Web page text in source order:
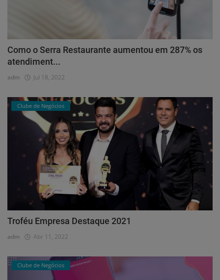
Como o Serra Restaurante aumentou em 287% os
atendiment...
adm Jul 18, 2022
Clube de Negócios
Troféu Empresa Destaque 2021
adm Abr 11, 2022
Clube de Negócios